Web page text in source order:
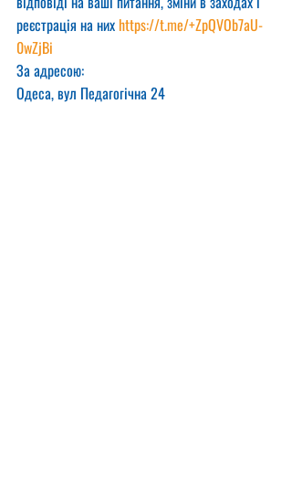
реєстрація на них https://t.me/+ZpQVOb7aU-
0wZjBi
За адресою:
Одеса, вул Педагогічна 24